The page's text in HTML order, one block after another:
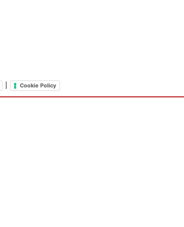
Cookie Policy